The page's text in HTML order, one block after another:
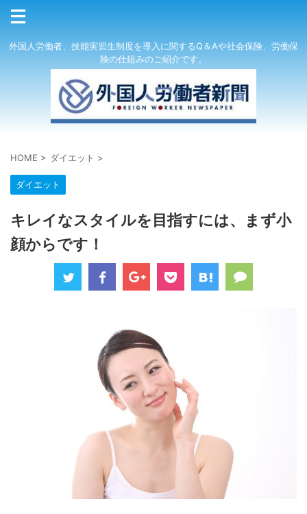
外国人労働者、技能実習生制度を導入に関するQ＆Aや社会保険、労働保
険の仕組みのご紹介です。
HOME > ダイエット >
ダイエット
キレイなスタイルを目指すには、まず小
顔からです！